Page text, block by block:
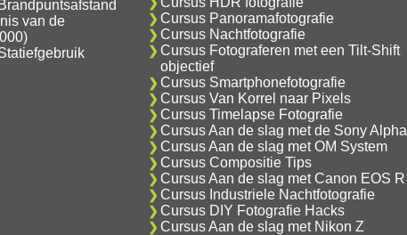
van de
Cursus Panoramafotografie
Cursus Nachtfotografie
Cursus Fotograferen met een Tilt-Shift
objectief
Cursus Smartphonefotografie
Cursus Van Korrel naar Pixels
Cursus Timelapse Fotografie
Cursus Aan de slag met de Sony Alpha
Cursus Aan de slag met OM System
Cursus Compositie Tips
Cursus Aan de slag met Canon EOS R
Cursus Industriele Nachtfotografie
Cursus DIY Fotografie Hacks
Cursus Aan de slag met Nikon Z